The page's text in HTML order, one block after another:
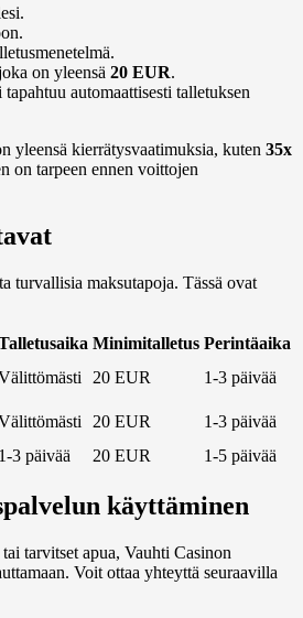
on yleensä 20 EUR.
automaattisesti talletuksen
yleensä kierrätysvaatimuksia, kuten 35x
on tarpeen ennen voittojen
turvallisia maksutapoja. Tässä ovat
Minimitalletus Perintäaika
20 EUR
1-3 päivää
20 EUR
1-3 päivää
1-3 päivää 20 EUR 1-5 päivää
käyttäminen
tarvitset apua, Vauhti Casinon
Voit ottaa yhteyttä seuraavilla